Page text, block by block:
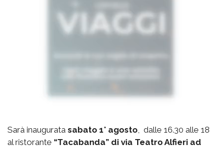
Sarà inaugurata sabato 1° agosto, dalle 16.30 alle 18
al ristorante “Tacabanda” di via Teatro Alfieri ad